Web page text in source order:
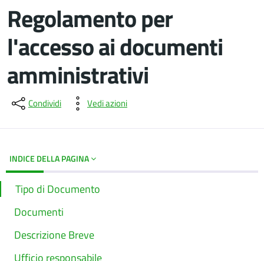
Regolamento per
l'accesso ai documenti
amministrativi
Dettagli del documento
Condividi Vedi azioni
INDICE DELLA PAGINA
Tipo di Documento
Documenti
Descrizione Breve
Ufficio responsabile